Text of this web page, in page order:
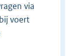
via
voert